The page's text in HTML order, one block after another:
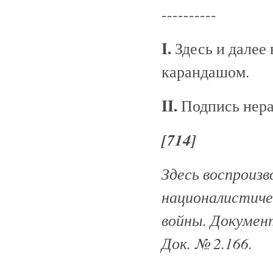
----------
I. Здесь и
карандашом.
II.Подпись
[714]
Здесь
войны.
Док. № 2.166.